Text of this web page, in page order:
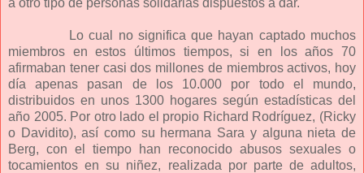
Lo cual no significa que hayan captado muchos
miembros en estos últimos tiempos, si en los años 70
afirmaban tener casi dos millones de miembros activos, hoy
día apenas pasan de los 10.000 por todo el mundo,
distribuidos en unos 1300 hogares según estadísticas del
año 2005. Por otro lado el propio Richard Rodríguez, (Ricky
o Davidito), así como su hermana Sara y alguna nieta de
Berg, con el tiempo han reconocido abusos sexuales o
tocamientos en su niñez, realizada por parte de adultos,